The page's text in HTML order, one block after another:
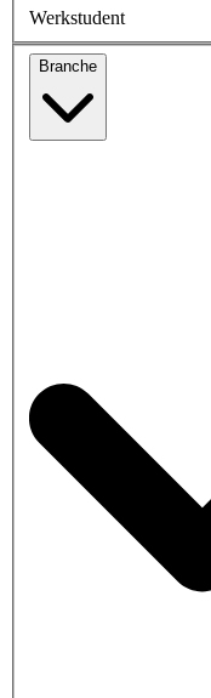
Werkstudent
Branche